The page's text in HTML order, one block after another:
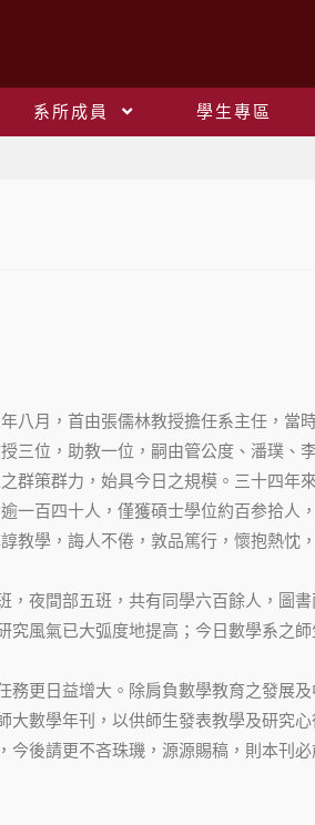
系所成員 學生專區
八月，首由張儒林教授擔任系主任，當
三位，助教一位，嗣由管公度、潘璞、
群策群力，始具今日之規模。三十四年
一百四十人，僅獲碩士學位約百参拾人
教學，誨人不倦，敦品篤行，懷抱熱忱
，夜間部五班，共有同學六百餘人，圖
風氣已大弧度地提高；今日數學系之
務更日益增大。除肩負數學教育之發展
數學年刊，以供師生發表教學及研究
今後請更不吝珠璣，源源賜稿，則本刊